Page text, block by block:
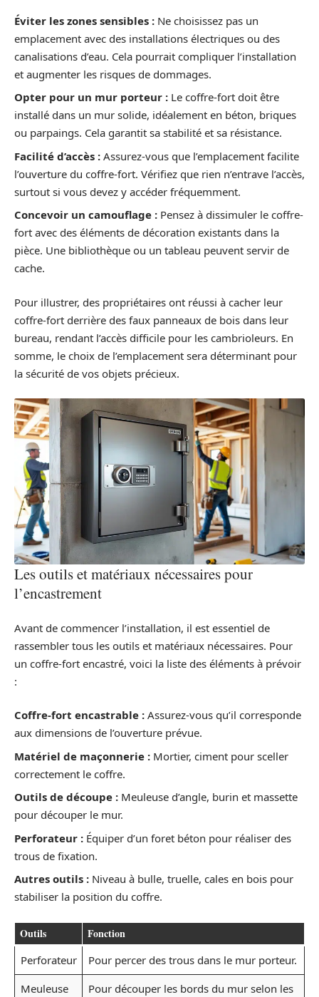
Éviter les zones sensibles : Ne choisissez pas un
emplacement avec des installations électriques ou des
canalisations d’eau. Cela pourrait compliquer l’installation
et augmenter les risques de dommages.
Opter pour un mur porteur : Le coffre-fort doit être
installé dans un mur solide, idéalement en béton, briques
ou parpaings. Cela garantit sa stabilité et sa résistance.
Facilité d’accès : Assurez-vous que l’emplacement facilite
l’ouverture du coffre-fort. Vérifiez que rien n’entrave l’accès,
surtout si vous devez y accéder fréquemment.
Concevoir un camouflage : Pensez à dissimuler le coffre-
fort avec des éléments de décoration existants dans la
pièce. Une bibliothèque ou un tableau peuvent servir de
cache.
Pour illustrer, des propriétaires ont réussi à cacher leur
coffre-fort derrière des faux panneaux de bois dans leur
bureau, rendant l’accès difficile pour les cambrioleurs. En
somme, le choix de l’emplacement sera déterminant pour
la sécurité de vos objets précieux.
Les outils et matériaux nécessaires pour
l’encastrement
Avant de commencer l’installation, il est essentiel de
rassembler tous les outils et matériaux nécessaires. Pour
un coffre-fort encastré, voici la liste des éléments à prévoir
:
Coffre-fort encastrable : Assurez-vous qu’il corresponde
aux dimensions de l’ouverture prévue.
Matériel de maçonnerie : Mortier, ciment pour sceller
correctement le coffre.
Outils de découpe : Meuleuse d’angle, burin et massette
pour découper le mur.
Perforateur : Équiper d’un foret béton pour réaliser des
trous de fixation.
Autres outils : Niveau à bulle, truelle, cales en bois pour
stabiliser la position du coffre.
Outils Fonction
Perforateur
Pour percer des trous dans le mur porteur.
Meuleuse
Pour découper les bords du mur selon les